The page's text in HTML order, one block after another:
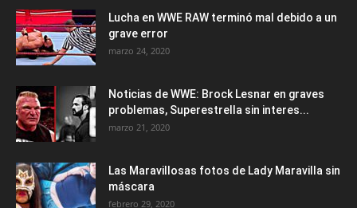
Lucha en WWE RAW terminó mal debido a un
grave error
marzo 24, 2020
Noticias de WWE: Brock Lesnar en graves
problemas, Superestrella sin interes...
marzo 21, 2020
Las Maravillosas fotos de Lady Maravilla sin
máscara
febrero 29, 2020